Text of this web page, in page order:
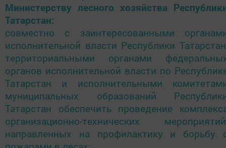
Министерству лесного хозяйства
Татарстан:
совместно с заинтересованными
исполнительной власти Республики
территориальными органами
органов исполнительной власти по
Татарстан и исполнительными
муниципальных образований
Татарстан обеспечить проведение
организационно-технических
направленных на профилактику и борьбу